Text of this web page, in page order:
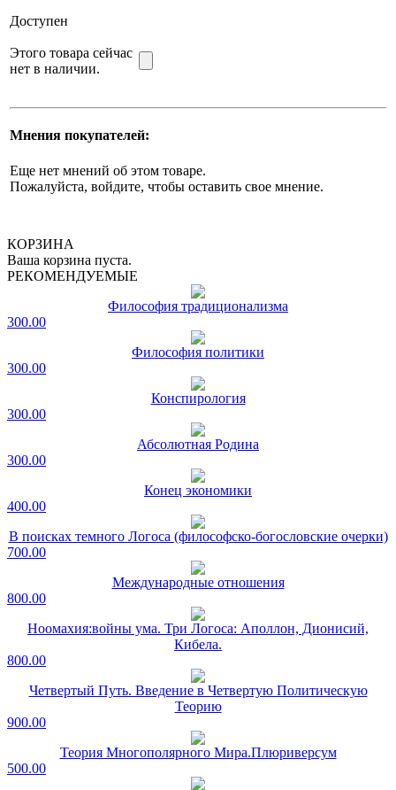
Доступен
Этого товара сейчас
нет в наличии.
Мнения покупателей:
Еще нет мнений об этом товаре.
Пожалуйста, войдите, чтобы оставить свое мнение.
КОРЗИНА
Ваша корзина пуста.
РЕКОМЕНДУЕМЫЕ
Философия традиционализма
300.00
Философия политики
300.00
Конспирология
300.00
Абсолютная Родина
300.00
Конец экономики
400.00
В поисках темного Логоса (философско-богословские очерки)
700.00
Международные отношения
800.00
Ноомахия:войны ума. Три Логоса: Аполлон, Дионисий,
Кибела.
800.00
Четвертый Путь. Введение в Четвертую Политическую
Теорию
900.00
Теория Многополярного Мира.Плюриверсум
500.00